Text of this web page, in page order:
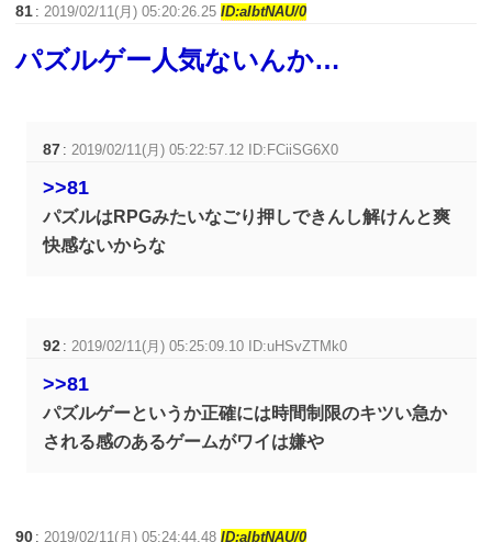
81 : 2019/02/11(月) 05:20:26.25ID:aIbtNAU/0
パズルゲー人気ないんか…
87 : 2019/02/11(月) 05:22:57.12 ID:FCiiSG6X0
>>81
パズルはRPGみたいなごり押しできんし解けんと爽
快感ないからな
92 : 2019/02/11(月) 05:25:09.10 ID:uHSvZTMk0
>>81
パズルゲーというか正確には時間制限のキツい急か
される感のあるゲームがワイは嫌や
90 : 2019/02/11(月) 05:24:44.48ID:aIbtNAU/0